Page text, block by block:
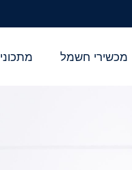
מכשירי חשמל